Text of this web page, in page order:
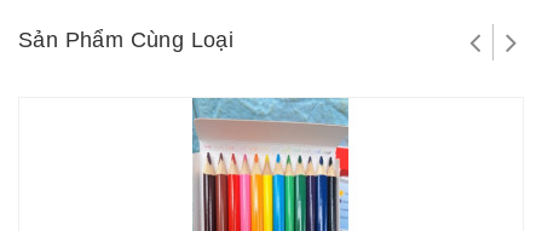
Sản Phẩm Cùng Loại